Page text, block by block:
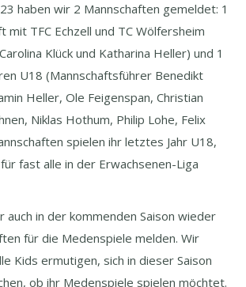
haben wir 2 Mannschaften gemeldet: 1
mit TFC Echzell und TC Wölfersheim
Klück und Katharina Heller) und 1
U18 (Mannschaftsführer Benedikt
Heller, Ole Feigenspan, Christian
Niklas Hothum, Philip Lohe, Felix
spielen ihr letztes Jahr U18,
fast alle in der Erwachsenen-Liga
auch in der kommenden Saison wieder
für die Medenspiele melden. Wir
Kids ermutigen, sich in dieser Saison
ob ihr Medenspiele spielen möchtet.